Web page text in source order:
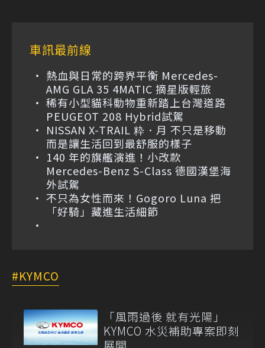
車訊最前線
熱血與日常的跨界平衡 Mercedes-
AMG GLA 35 4MATIC 摘星版輕旅
稀有小型貓科動物重新踏上台灣道路
PEUGEOT 208 Hybrid試駕
NISSAN X-TRAIL 粋．月 不只是移動
而是讓生活回到最舒服的樣子
140 年的旗艦演進！小改款
Mercedes-Benz S-Class 德國漢堡海
外試駕
不只為女性而來！Gogoro Luna 把
「好騎」藏進生活細節
KYMCO
「風雨過後 就有光陽」
KYMCO 水災補助專案即刻
展開